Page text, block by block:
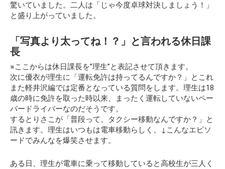
驚いていました。二人は「じゃ今度卓球対決しましょう！」
と盛り上がっていました。
「写真より太ってね！？」と言われる休日課
長
※ここからは休日課長を”理生”と表記させて頂きます。
次に優衣が理生に「運転免許は持ってるんですか？」とこれ
また軽井沢編では定番となっている質問をします。理生は18
歳の時に免許を取った時以来、まったく運転していないペー
パードライバーなのだそうです。
するとりさこが「普段って、タクシー移動なんですか？」と
訊きます。理生はいつもは電車移動らしく、↓こんなエピソ
ードでみんなを爆笑させます。
ある日、理生が電車に乗って移動していると高校生が三人く